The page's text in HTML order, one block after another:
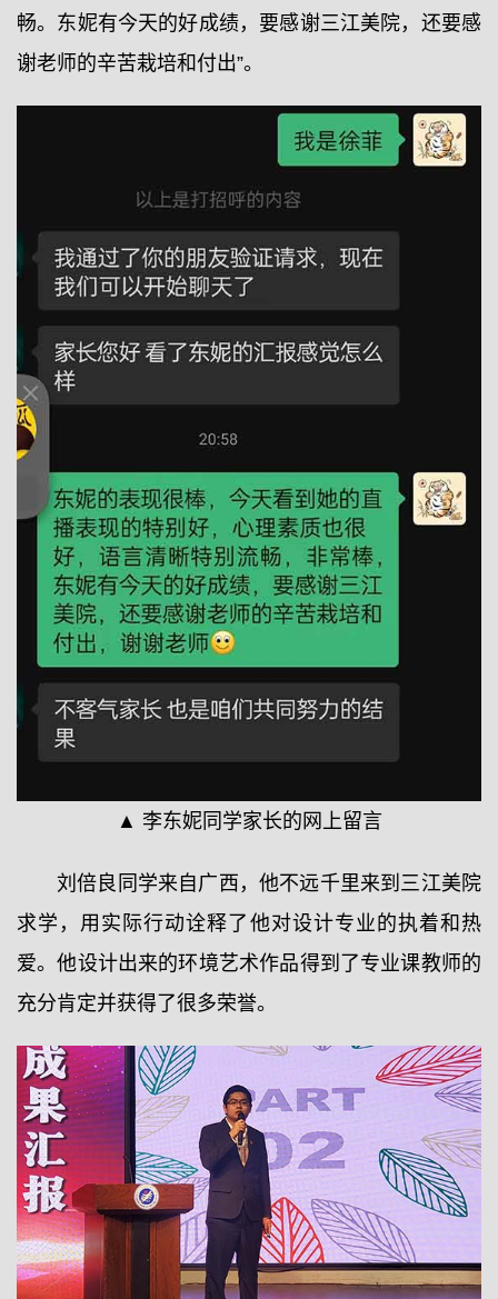
畅。东妮有今天的好成绩，要感谢三江美院，还要感
谢老师的辛苦栽培和付出”。
▲ 李东妮同学家长的网上留言
刘倍良同学来自广西，他不远千里来到三江美院
求学，用实际行动诠释了他对设计专业的执着和热
爱。他设计出来的环境艺术作品得到了专业课教师的
充分肯定并获得了很多荣誉。